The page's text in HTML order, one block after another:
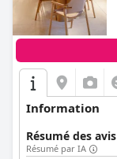
Information
Résumé des avis
Résumé par IA